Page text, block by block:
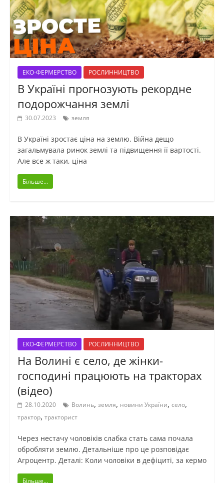
ЕКО-ФЕРМЕРСТВО РОСЛИННИЦТВО
В Україні прогнозують рекордне
подорожчання землі
30.07.2023 земля
В Україні зростає ціна на землю. Війна дещо
загальмувала ринок землі та підвищення її вартості.
Але все ж таки, ціна
Більше...
ЕКО-ФЕРМЕРСТВО РОСЛИННИЦТВО
На Волині є село, де жінки-
господині працюють на тракторах
(відео)
28.10.2020 Волинь, земля, новини України, село,
трактор, тракторист
Через нестачу чоловіків слабка стать сама почала
обробляти землю. Детальніше про це розповідає
Агроцентр. Деталі: Коли чоловіки в дефіциті, за кермо
Більше...